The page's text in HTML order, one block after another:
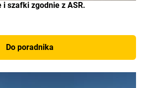
i szafki zgodnie z ASR.
Do poradnika